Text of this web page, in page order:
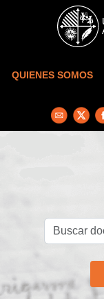
Skip to main content
QUIENES SOMOS